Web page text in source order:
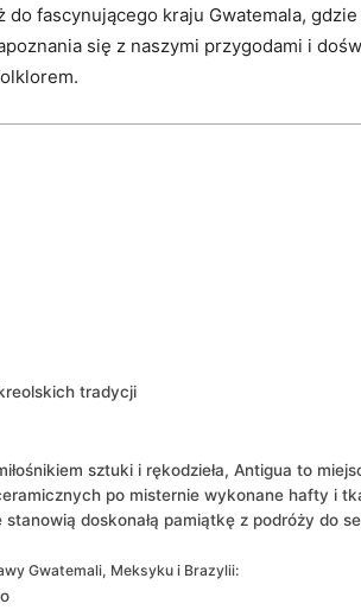
fascynującego kraju Gwatemala,
się z naszymi przygodami i
tradycji
sztuki i rękodzieła, Antigua to
po misternie wykonane hafty i
doskonałą pamiątkę z podróży do
Gwatemali, Meksyku i Brazylii: